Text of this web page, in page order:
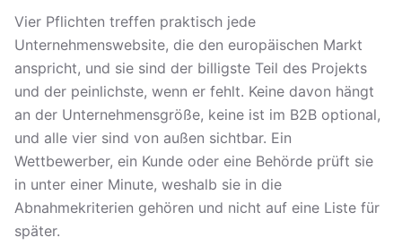
Vier Pflichten treffen praktisch jede
Unternehmenswebsite, die den europäischen Markt
anspricht, und sie sind der billigste Teil des Projekts
und der peinlichste, wenn er fehlt. Keine davon hängt
an der Unternehmensgröße, keine ist im B2B optional,
und alle vier sind von außen sichtbar. Ein
Wettbewerber, ein Kunde oder eine Behörde prüft sie
in unter einer Minute, weshalb sie in die
Abnahmekriterien gehören und nicht auf eine Liste für
später.